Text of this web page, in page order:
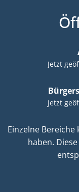
Klicken,
Jetzt
Klicken,
Jetzt
Einzelne
haben.